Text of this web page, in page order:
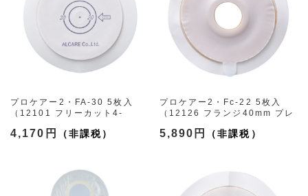
プロケアー2・FA-30 5枚入
（12101 フリーカット4-
4,170円
プロケアー2・Fc-22 5枚入
（12126 フランジ40mm プレ
5,890円